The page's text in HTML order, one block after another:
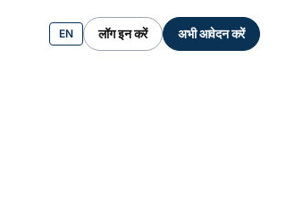
EN लॉग इन करें अभी आवेदन करें